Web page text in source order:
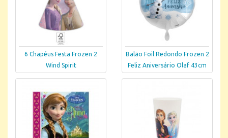
6 Chapéus Festa Frozen 2
Wind Spirit
Balão Foil Redondo Frozen 2
Feliz Aniversário Olaf 43cm